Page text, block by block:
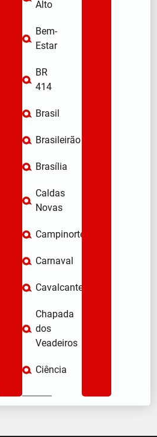
Alto
Bem-
Estar
BR
414
Brasil
Brasileirão
Brasília
Caldas
Novas
Campinorte
Carnaval
Cavalcante
Chapada
dos
Veadeiros
Ciência